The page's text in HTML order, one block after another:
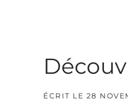
ÉCRIT LE 28